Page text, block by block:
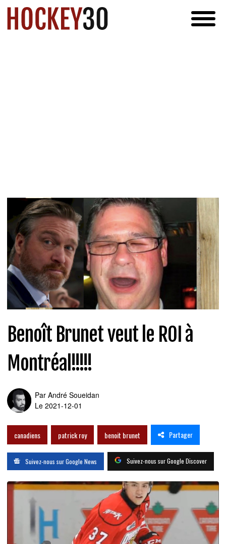
Benoît Brunet veut le ROI à
Montréal!!!!!
Par André Soueidan
Le 2021-12-01
canadiens patrick roy benoit brunet Partager
Suivez-nous sur Google News Suivez-nous sur Google Discover